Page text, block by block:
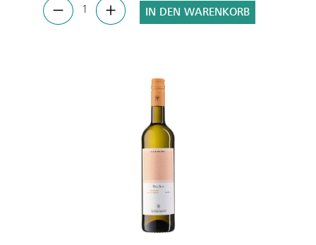
IN DEN WARENKORB